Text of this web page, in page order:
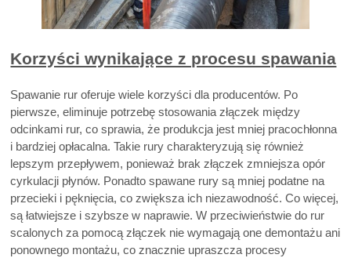
Korzyści wynikające z procesu spawania
Spawanie rur oferuje wiele korzyści dla producentów. Po
pierwsze, eliminuje potrzebę stosowania złączek między
odcinkami rur, co sprawia, że produkcja jest mniej pracochłonna
i bardziej opłacalna. Takie rury charakteryzują się również
lepszym przepływem, ponieważ brak złączek zmniejsza opór
cyrkulacji płynów. Ponadto spawane rury są mniej podatne na
przecieki i pęknięcia, co zwiększa ich niezawodność. Co więcej,
są łatwiejsze i szybsze w naprawie. W przeciwieństwie do rur
scalonych za pomocą złączek nie wymagają one demontażu ani
ponownego montażu, co znacznie upraszcza procesy